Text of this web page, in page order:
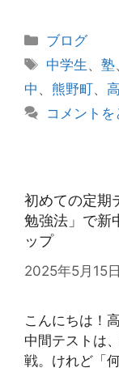
カ
テ
リ
ー
ブログ
タ
グ
中学生 、塾
中 、 熊野町、
コメント
初めての定期
勉強法」で新
ップ
2025年5月15日
こんにちは！
中間テストは
戦。けれど「